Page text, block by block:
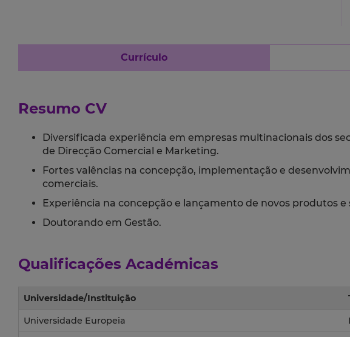
Currículo
Resumo CV
Diversificada experiência em empresas multinacionais dos
de Direcção Comercial e Marketing.
Fortes valências na concepção, implementação e
comerciais.
Experiência na concepção e lançamento de novos produtos
Doutorando em Gestão.
Qualificações Académicas
Universidade/Instituição
Universidade Europeia